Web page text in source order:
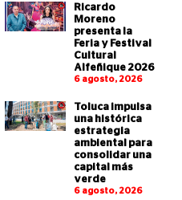
Ricardo
Moreno
presenta la
Feria y Festival
Cultural
Alfeñique 2026
6 agosto, 2026
Toluca impulsa
una histórica
estrategia
ambiental para
consolidar una
capital más
verde
6 agosto, 2026